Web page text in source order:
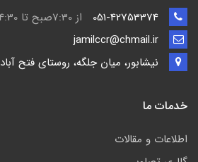
از 7:30صبح تا 14:30
نیشابور، میان جلگه، روستای فتح آباد
خدمات ما
اطلاعات و مقالات